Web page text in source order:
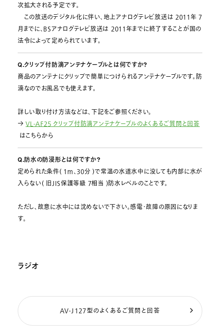
次拡大される予定です。
この放送のデジタル化に伴い、地上アナログテレビ放送は 2011年 7
月までに、BSアナログテレビ放送は 2011年までに終了することが国の
法令によって定められています。
Q.クリップ付防滴アンテナケーブルとは何ですか?
商品のアンテナにクリップで簡単につけられるアンテナケーブルです。防
滴なのでお風呂でも使えます。
詳しい取り付け方法などは、下記をご参照ください。
→VL-AF25 クリップ付防滴アンテナケーブルのよくあるご質問と回答
はこちらから
Q.防水の防浸形とは何ですか?
定められた条件( 1m、30分 )で常温の水道水中に没しても内部に水が
入らない( 旧JIS保護等級 7相当 )防水レベルのことです。
ただし、故意に水中には沈めないで下さい。感電・故障の原因になりま
す。
ラジオ
AV-J127型のよくあるご質問と回答